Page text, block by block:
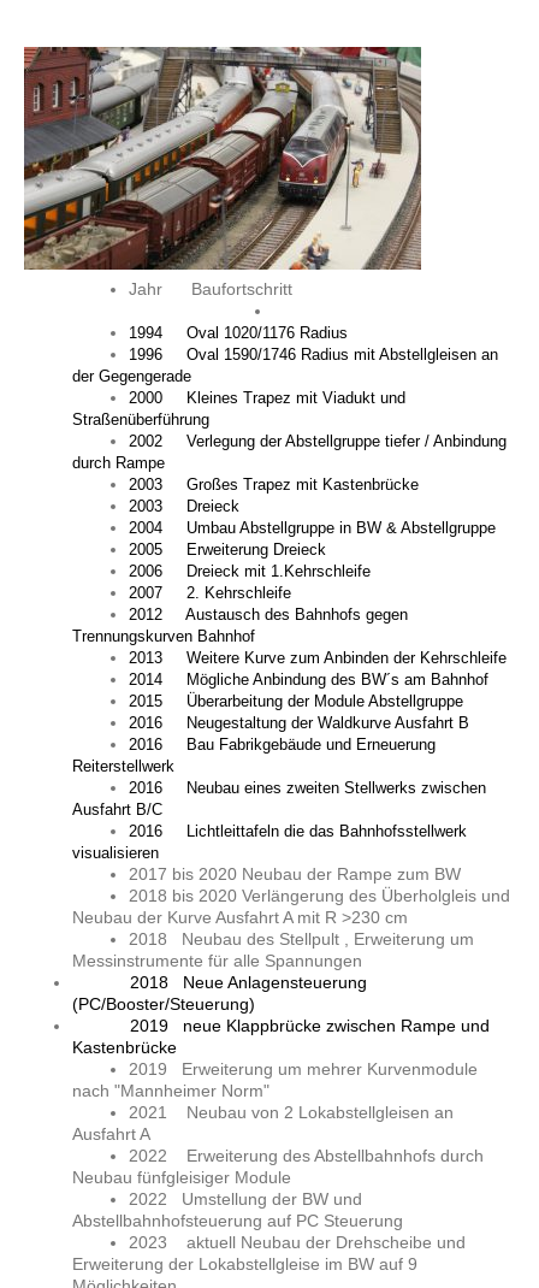
Jahr Baufortschritt
1994 Oval 1020/1176 Radius
1996 Oval 1590/1746 Radius mit Abstellgleisen an
der Gegengerade
2000 Kleines Trapez mit Viadukt und
Straßenüberführung
2002 Verlegung der Abstellgruppe tiefer / Anbindung
durch Rampe
2003 Großes Trapez mit Kastenbrücke
2003 Dreieck
2004 Umbau Abstellgruppe in BW & Abstellgruppe
2005 Erweiterung Dreieck
2006 Dreieck mit 1.Kehrschleife
2007 2. Kehrschleife
2012 Austausch des Bahnhofs gegen
Trennungskurven Bahnhof
2013 Weitere Kurve zum Anbinden der Kehrschleife
2014 Mögliche Anbindung des BW´s am Bahnhof
2015 Überarbeitung der Module Abstellgruppe
2016 Neugestaltung der Waldkurve Ausfahrt B
2016 Bau Fabrikgebäude und Erneuerung
Reiterstellwerk
2016 Neubau eines zweiten Stellwerks zwischen
Ausfahrt B/C
2016 Lichtleittafeln die das Bahnhofsstellwerk
visualisieren
2017 bis 2020 Neubau der Rampe zum BW
2018 bis 2020 Verlängerung des Überholgleis und
Neubau der Kurve Ausfahrt A mit R >230 cm
2018 Neubau des Stellpult , Erweiterung um
Messinstrumente für alle Spannungen
2018 Neue Anlagensteuerung
(PC/Booster/Steuerung)
2019 neue Klappbrücke zwischen Rampe und
Kastenbrücke
2019 Erweiterung um mehrer Kurvenmodule
nach "Mannheimer Norm"
2021 Neubau von 2 Lokabstellgleisen an
Ausfahrt A
2022 Erweiterung des Abstellbahnhofs durch
Neubau fünfgleisiger Module
2022 Umstellung der BW und
Abstellbahnhofsteuerung auf PC Steuerung
2023 aktuell Neubau der Drehscheibe und
Erweiterung der Lokabstellgleise im BW auf 9